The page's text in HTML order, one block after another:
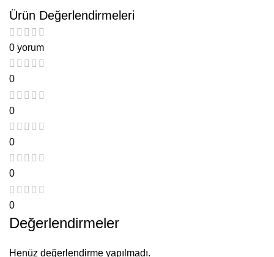
Ürün Değerlendirmeleri
0 yorum
0
0
0
0
0
Değerlendirmeler
Henüz değerlendirme yapılmadı.